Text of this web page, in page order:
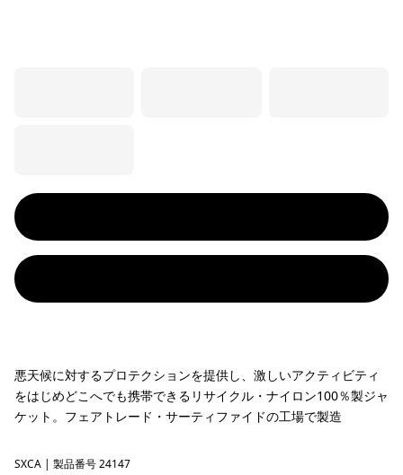
悪天候に対するプロテクションを提供し、激しいアクティビティ
をはじめどこへでも携帯できるリサイクル・ナイロン100％製ジャ
ケット。フェアトレード・サーティファイドの工場で製造
Saxifrage: Canopy Green
SXCA | 製品番号 24147